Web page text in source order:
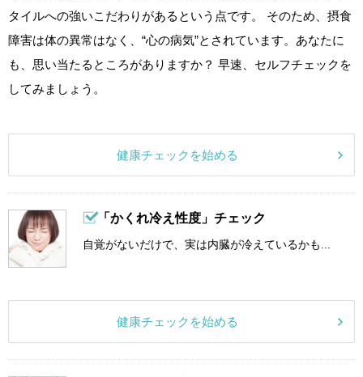
タイルへの強いこだわりがあるという点です。 そのため、摂食
障害は体の異常はなく、“心の病気”とされています。あなたに
も、思い当たるところがありますか？ 早速、セルフチェックを
してみましょう。
健康チェックを始める
「かくれ冷え性度」チェック
自覚がないだけで、実は内臓が冷えているかも...
健康チェックを始める